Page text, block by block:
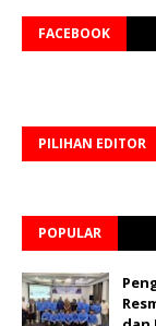
FACEBOOK
PILIHAN EDITOR
POPULAR